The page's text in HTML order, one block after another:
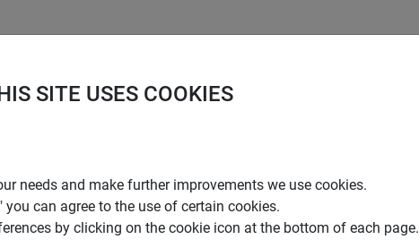
SITE USES COOKIES
needs and make further improvements we use cookies.
can agree to the use of certain cookies.
by clicking on the cookie icon at the bottom of each page.